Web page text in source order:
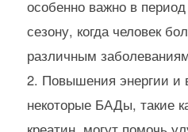
особенно важно в
сезону, когда человек
различным
Повышения энергии и
некоторые БАДы, такие